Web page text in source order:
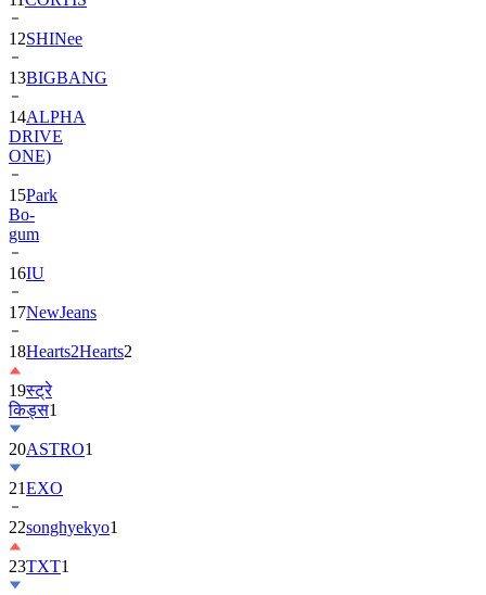
12SHINee
13BIGBANG
14ALPHA
DRIVE
ONE)
15Park
Bo-
gum
16IU
17NewJeans
18Hearts2Hearts2
19स्ट्रे
किड्स1
20ASTRO1
21EXO
22songhyekyo1
23TXT1